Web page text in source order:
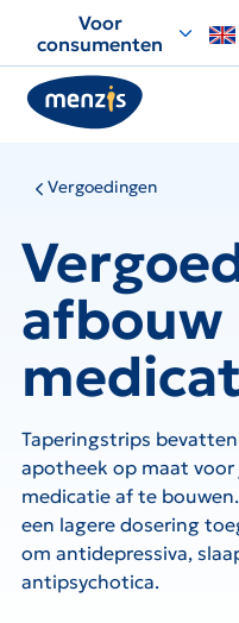
voor
snelle
navigatie
Voor
consumenten
Vergoedingen
afbouw
Taperingstrips
apotheek op maat
medicatie af te
een lagere dosering
om antidepressiva,
antipsychotica.